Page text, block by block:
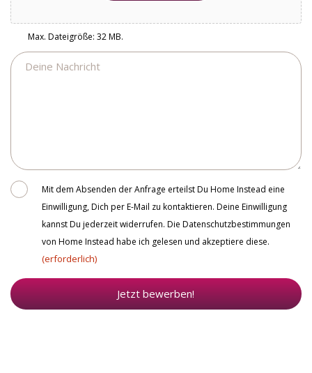
Max. Dateigröße: 32 MB.
Nachricht
ConsentMit dem Absenden der Anfrage erteilst Du Home Instead eine
Einwilligung, Dich per E-Mail zu kontaktieren. Deine Einwilligung
kannst Du jederzeit widerrufen. Die Datenschutzbestimmungen
von Home Instead habe ich gelesen und akzeptiere diese.
(erforderlich)
Jetzt bewerben!